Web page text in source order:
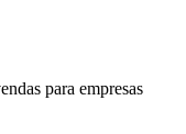
para empresas